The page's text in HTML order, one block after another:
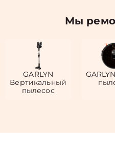
Мы
GARLYN
Вертикальный
пылесос